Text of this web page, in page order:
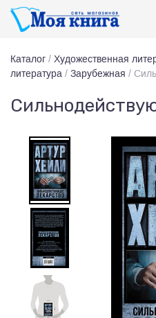
Каталог / Художественная
литература / Зарубежная /